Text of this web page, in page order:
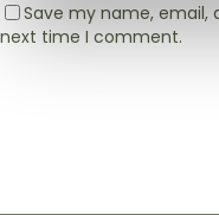
Save my name, email,
next time I comment.